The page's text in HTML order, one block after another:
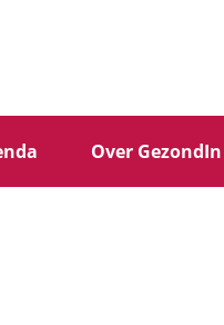
Over GezondIn
Zoek